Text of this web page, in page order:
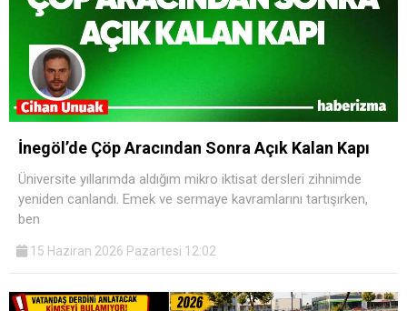
İnegöl’de Çöp Aracından Sonra Açık Kalan Kapı
Üniversite yıllarımda aldığım mikro iktisat dersleri zihnimde
yeniden canlandı. Emek ve sermaye kavramlarını tartışırken,
ben
15 Haziran 2026 Pazartesi 12:02